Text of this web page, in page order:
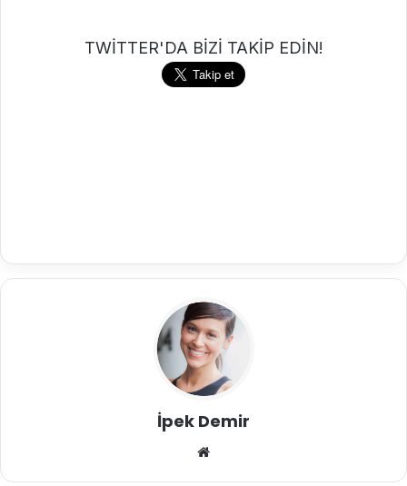
TWİTTER'DA BİZİ TAKİP EDİN!
İpek Demir